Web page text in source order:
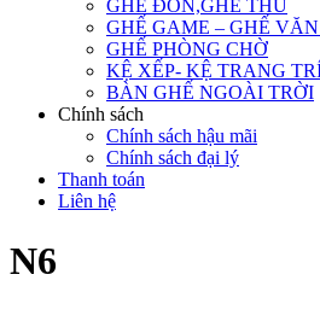
GHẾ ĐÔN,GHẾ THÚ
GHẾ GAME – GHẾ
GHẾ PHÒNG CHỜ
KỆ XẾP- KỆ TRANG
BÀN GHẾ NGOÀI TRỜI
Chính sách
Chính sách hậu mãi
Chính sách đại lý
Thanh toán
Liên hệ
N6